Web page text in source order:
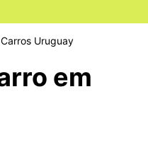
Uruguay
em